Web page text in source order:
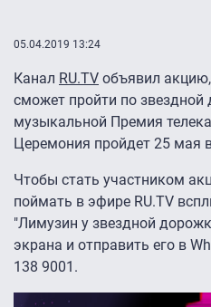
05.04.2019 13:24
Канал RU.TV объявил
сможет пройти по звездной
музыкальной Премия
Церемония пройдет 25 мая
Чтобы стать участником
поймать в эфире RU.TV
"Лимузин у звездной
экрана и отправить его в
138 9001.